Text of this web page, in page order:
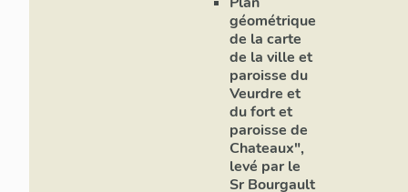
géométrique
de la carte
de la ville et
paroisse du
Veurdre et
du fort et
paroisse de
Chateaux",
levé par le
Sr Bourgault